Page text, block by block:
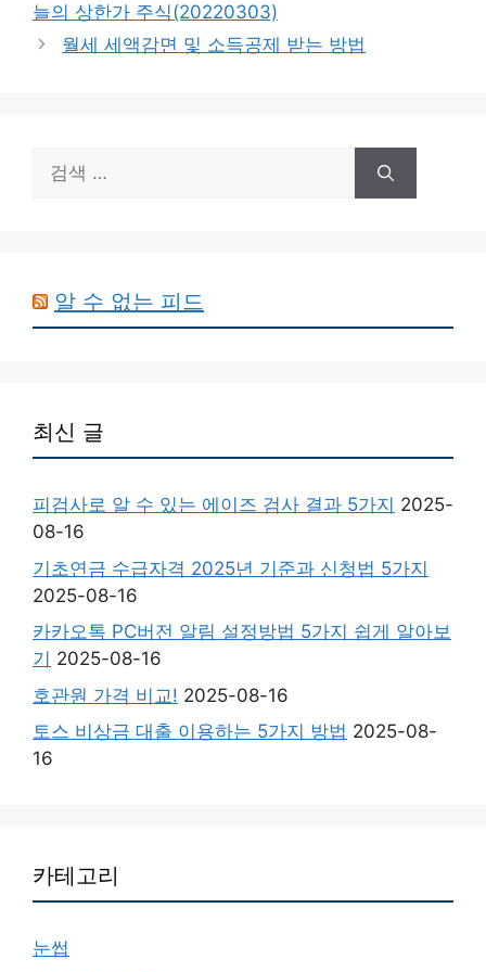
리
늘의 상한가 주식(20220303)
월세 세액감면 및 소득공제 받는 방법
색:
알 수 없는 피드
최신 글
피검사로 알 수 있는 에이즈 검사 결과 5가지 2025-
08-16
기초연금 수급자격 2025년 기준과 신청법 5가지
2025-08-16
카카오톡 PC버전 알림 설정방법 5가지 쉽게 알아보
기 2025-08-16
호관원 가격 비교! 2025-08-16
토스 비상금 대출 이용하는 5가지 방법 2025-08-
16
카테고리
눈썹